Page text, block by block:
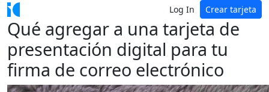
Log In Crear tarjeta
Qué agregar a una tarjeta de
presentación digital para tu
firma de correo electrónico